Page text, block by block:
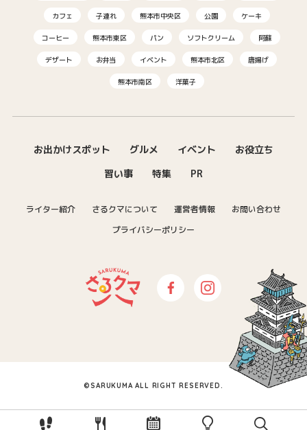
カフェ 子連れ 熊本市中央区 公園 ケーキ
コーヒー 熊本市東区 パン ソフトクリーム 阿蘇
デザート お弁当 イベント 熊本市北区 唐揚げ
熊本市南区 洋菓子
さるクマ-さるこう、熊本-｜熊本の
Facebook Instagram
お出かけスポット グルメ イベント
お役立ち
習い事
特集 PR
ライター紹介 さるクマについて 運営者情報
お問い合わせ
プライバシーポリシー
©SARUKUMA ALL RIGHT RESERVED.